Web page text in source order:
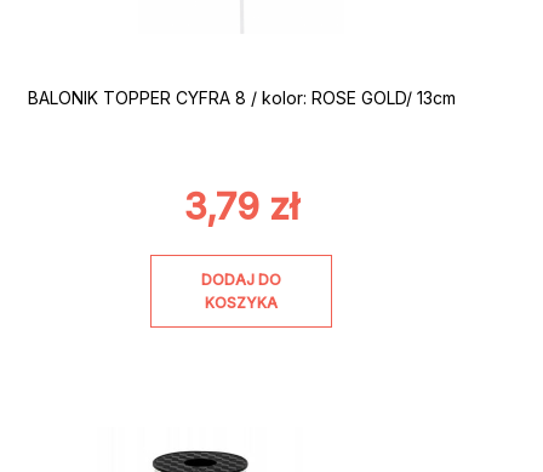
BALONIK TOPPER CYFRA 8 / kolor: ROSE GOLD/ 13cm
3,79 zł
DODAJ DO
KOSZYKA